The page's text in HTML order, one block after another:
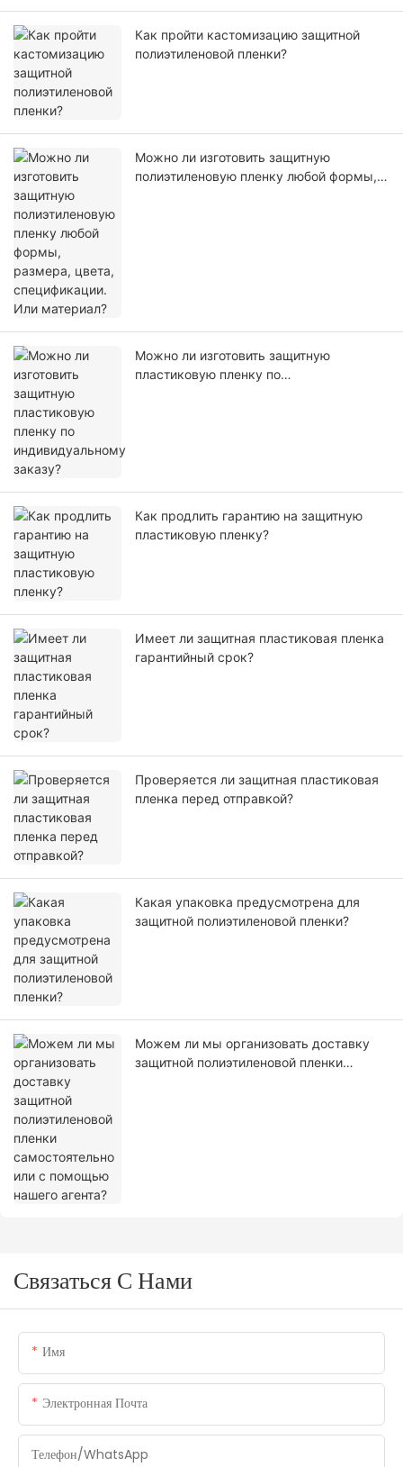
Как пройти кастомизацию защитной
полиэтиленовой пленки?
Можно ли изготовить защитную
полиэтиленовую пленку любой формы,
Можно ли изготовить защитную
пластиковую пленку по
Как продлить гарантию на защитную
пластиковую пленку?
Имеет ли защитная пластиковая пленка
гарантийный срок?
Проверяется ли защитная пластиковая
пленка перед отправкой?
Какая упаковка предусмотрена для
защитной полиэтиленовой пленки?
Можем ли мы организовать доставку
защитной полиэтиленовой пленки
Связаться С Нами
Имя
Электронная Почта
Телефон/WhatsApp